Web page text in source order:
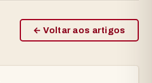
← Voltar aos artigos